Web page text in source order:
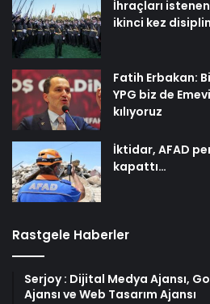
İhraçları
ikinci kez
Fatih Erbakan:
YPG biz de
kılıyoruz
İktidar, AFAD
kapattı…
Rastgele Haberler
Serjoy : Dijital Medya Ajansı,
Ajansı ve Web Tasarım Ajansı